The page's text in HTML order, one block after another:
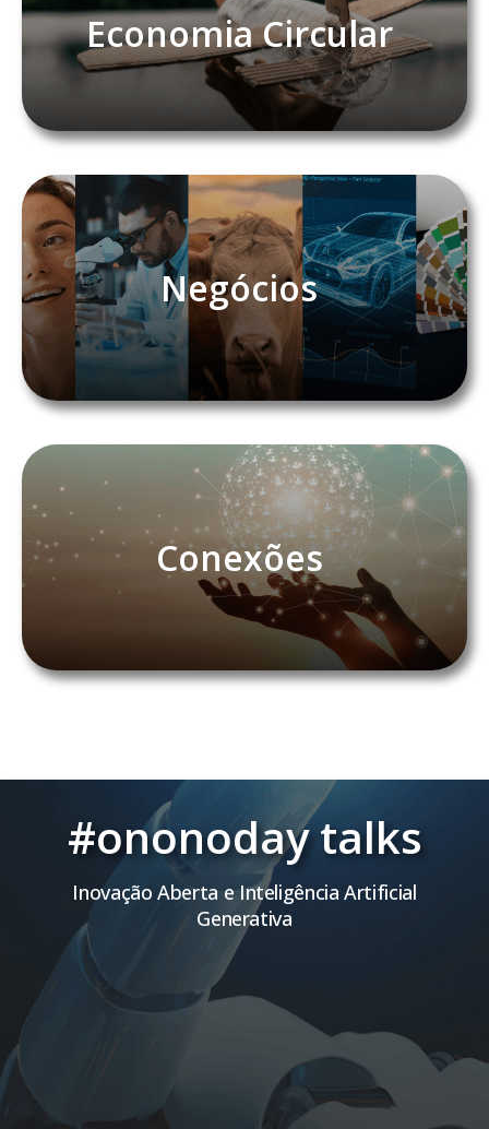
Economia Circular
Negócios
Conexões
#ononoday talks
Inovação Aberta e Inteligência Artificial
Generativa